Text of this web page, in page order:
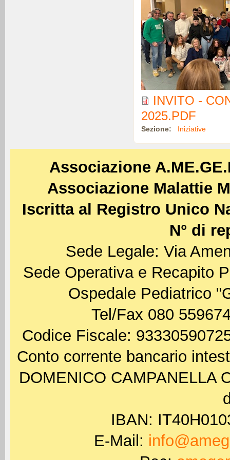
INVITO -
2025.PDF
Sezione: Iniziative
Associazione
Associazione Malattie
Iscritta al Registro Unico
N° di
Sede Legale: Via
Sede Operativa e Recapito
Ospedale Pediatrico
Tel/Fax 080
Codice Fiscale:
Conto corrente bancario
DOMENICO CAMPANELLA
IBAN:
E-Mail: